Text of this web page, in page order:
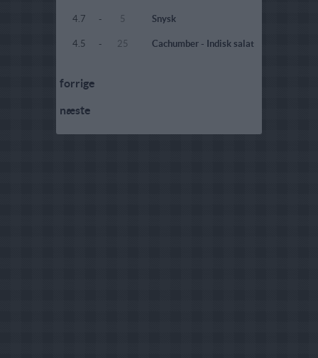
4.7 - 5 Snysk
4.5 - 25 Cachumber - Indisk salat
forrige
næste